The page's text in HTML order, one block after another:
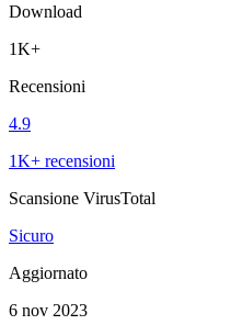
Download
1K+
Recensioni
4.9
1K+ recensioni
Scansione VirusTotal
Sicuro
Aggiornato
6 nov 2023